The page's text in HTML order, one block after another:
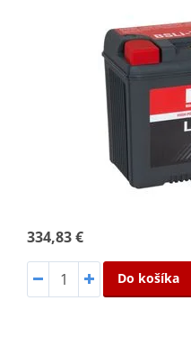
334,83 €
Do košíka